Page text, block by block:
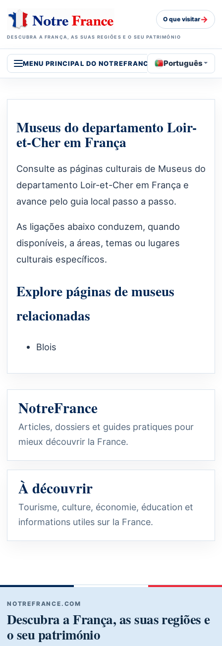
DESCUBRA A FRANÇA, AS SUAS REGIÕES E O SEU PATRIMÓNIO
O que visitar→
MENU PRINCIPAL DO NOTREFRANCE Português
Museus do departamento Loir-
et-Cher em França
Consulte as páginas culturais de Museus do
departamento Loir-et-Cher em França e
avance pelo guia local passo a passo.
As ligações abaixo conduzem, quando
disponíveis, a áreas, temas ou lugares
culturais específicos.
Explore páginas de museus
relacionadas
Blois
NotreFrance
Articles, dossiers et guides pratiques pour
mieux découvrir la France.
À découvrir
Tourisme, culture, économie, éducation et
informations utiles sur la France.
NOTREFRANCE.COM
Descubra a França, as suas regiões e
o seu património